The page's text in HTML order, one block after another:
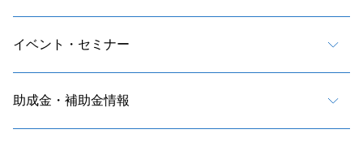
イベント・セミナー
助成金・補助金情報